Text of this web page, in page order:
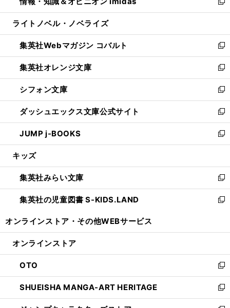
開
ド
ウ
開
く
ィ
ン
ウ
で
開
く
い
ウ
ン
ド
ウ
で
開
く
新
し
ウ
ィ
ン
ド
ウ
で
開
く
ライトノベル・ノベライズ
集英社Webマガジン コバルト
新
し
い
ウ
ィ
ン
ド
ウ
で
開
集英社オレンジ文庫
新
し
い
ウ
ィ
ン
ド
ウ
開
く
シフォン文庫
新
し
い
ウ
ィ
ン
ウ
で
開
く
ダッシュエックス文庫公式サイト
新
し
い
ウ
ン
ド
ウ
で
JUMP j-BOOKS
新
し
ウ
ィ
ン
ド
開
キッズ
集英社みらい文庫
新
し
い
ン
ウ
で
開
く
集英社の児童図書 S-KIDS.LAND
新
ウ
ン
ド
ウ
で
開
オンラインストア・ その他WEBサービス
オンラインストア
OTO
新
し
い
ウ
SHUEISHA MANGA-ART HERITAGE
新
し